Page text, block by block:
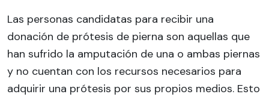
Las personas candidatas para recibir una
donación de prótesis de pierna son aquellas que
han sufrido la amputación de una o ambas piernas
y no cuentan con los recursos necesarios para
adquirir una prótesis por sus propios medios. Esto